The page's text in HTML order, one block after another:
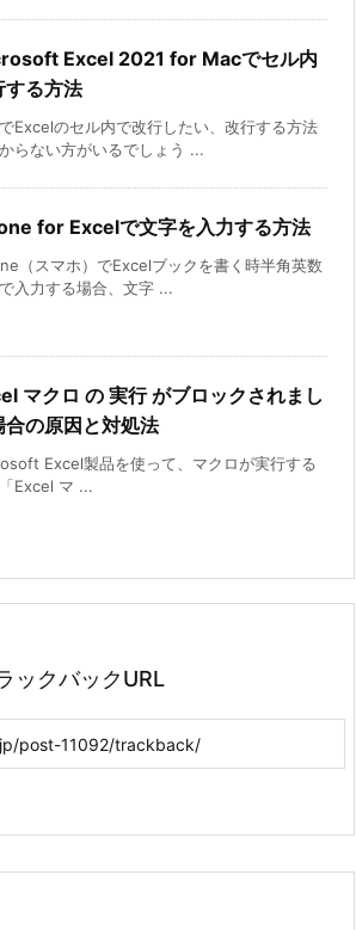
Excel 2021 for Macでセル内
する方法
Excelのセル内で改行したい、改行する方法
らない方がいるでしょう ...
for Excelで文字を入力する方法
（スマホ）でExcelブックを書く時半角英数
入力する場合、文字 ...
マクロ の 実行 がブロックされまし
合の原因と対処法
Excel製品を使って、マクロが実行する
Excel マ ...
ックバックURL